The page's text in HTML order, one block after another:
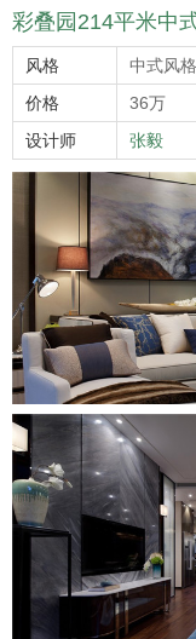
彩叠园214平米中
风格 中式风格
价格
36万
设计师
张毅